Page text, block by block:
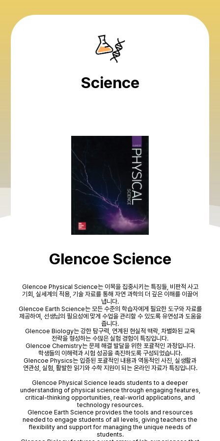
Science
Glencoe Science
Glencoe Physical Science는 이목을 집중시키는 특징들, 비판적 사고
기회, 실세계의 적용, 기술 자료를 통해 자연 과학의 더 깊은 이해를 이끌어
냅니다.
Glencoe Earth Science는 모든 수준의 학습자에게 필요한 도구와 자료를
제공하여, 선생님의 필요성에 맞게 수업을 관리할 수 있도록 유연성과 도움을
줍니다.
Glencoe Biology는 강한 탐구력, 연계된 현실적 맥락, 차별화된 교육
전략을 형성하는 수많은 실험 경험이 특징입니다.
Glencoe Chemistry는 문제 해결 발달을 위한 포괄적인 과정입니다.
학생들의 이해력과 시험 성공을 촉진하도록 구성되었습니다.
Glencoe Physics는 입증된 포괄적인 내용과 역동적인 사진, 실생활과
연관성, 실험, 활발한 읽기와 수학 지원이 되는 온라인 자료가 특징입니다.
Glencoe Physical Science leads students to a deeper
understanding of physical science through engaging features,
critical-thinking opportunities, real-world applications, and
technology resources.
Glencoe Earth Science provides the tools and resources
needed to engage students of all levels, giving teachers the
flexibility and support for managing the unique needs of
students.